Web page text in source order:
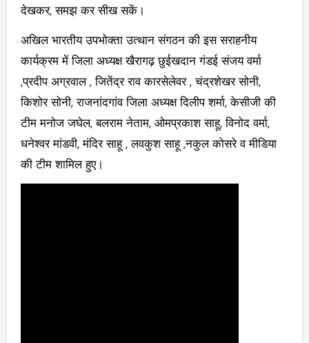
देखकर, समझ कर सीख सकें।
अखिल भारतीय उपभोक्ता उत्थान संगठन की इस सराहनीय
कार्यक्रम में जिला अध्यक्ष खैरागढ़ छुईखदान गंडई संजय वर्मा
,प्रदीप अग्रवाल , जितेंद्र राव कारसेलेवर , चंद्रशेखर सोनी,
किशोर सोनी, राजनांदगांव जिला अध्यक्ष दिलीप शर्मा, केसीजी की
टीम मनोज जघेल, बलराम नेताम, ओमप्रकाश साहू, विनोद वर्मा,
धनेश्वर मांडवी, मंदिर साहू , लवकुश साहू ,नकुल कोसरे व मीडिया
की टीम शामिल हुए।